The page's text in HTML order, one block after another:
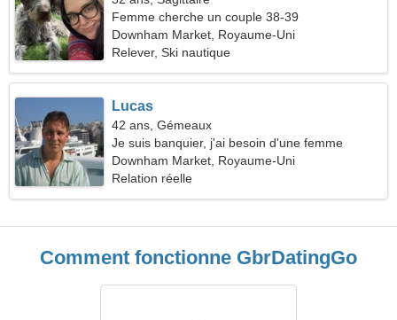
Femme cherche un couple 38-39
Downham Market, Royaume-Uni
Relever, Ski nautique
Lucas
42 ans, Gémeaux
Je suis banquier, j'ai besoin d'une femme
sincère
Downham Market, Royaume-Uni
Relation réelle
Comment fonctionne GbrDatingGo